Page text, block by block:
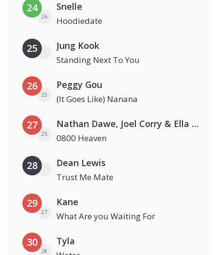
24
26
Snelle
Hoodiedate
25 Jung Kook
Standing Next To You
26
23
Peggy Gou
(It Goes Like) Nanana
27
25
Nathan Dawe, Joel Corry & Ella Henderson
0800 Heaven
28 Dean Lewis
Trust Me Mate
29
27
Kane
What Are you Waiting For
30
28
Tyla